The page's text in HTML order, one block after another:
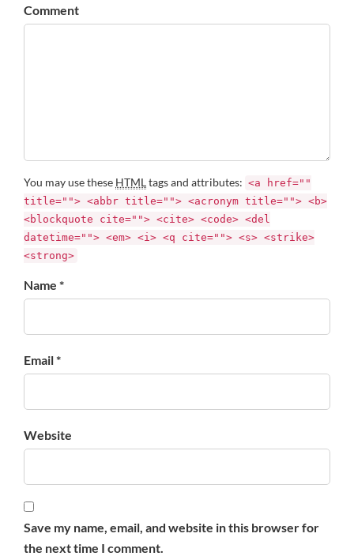
Comment
You may use these HTMLtags and attributes: <a href=""
title=""> <abbr title=""> <acronym title=""> <b>
<blockquote cite=""> <cite> <code> <del
datetime=""> <em> <i> <q cite=""> <s> <strike>
<strong>
Name *
Email *
Website
Save my name, email, and website in this browser for
the next time I comment.